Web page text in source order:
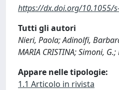
https://dx.doi.org/10.1055/
Tutti gli autori
Nieri, Paola; Adinolfi,
MARIA CRISTINA; Simoni,
Appare nelle tipologie:
1.1 Articolo in rivista